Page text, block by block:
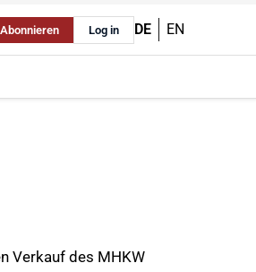
Abonnieren Log in DE EN
Verkauf des MHKW